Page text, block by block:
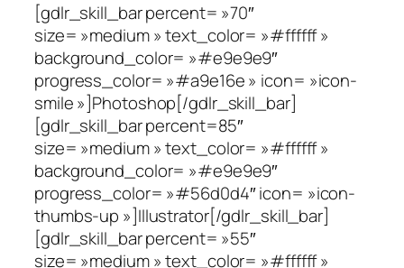
[gdlr_skill_bar percent= »70″
size= »medium » text_color= »#ffffff »
background_color= »#e9e9e9″
progress_color= »#a9e16e » icon= »icon-
smile »]Photoshop[/gdlr_skill_bar]
[gdlr_skill_bar percent=85″
size= »medium » text_color= »#ffffff »
background_color= »#e9e9e9″
progress_color= »#56d0d4″ icon= »icon-
thumbs-up »]Illustrator[/gdlr_skill_bar]
[gdlr_skill_bar percent= »55″
size= »medium » text_color= »#ffffff »